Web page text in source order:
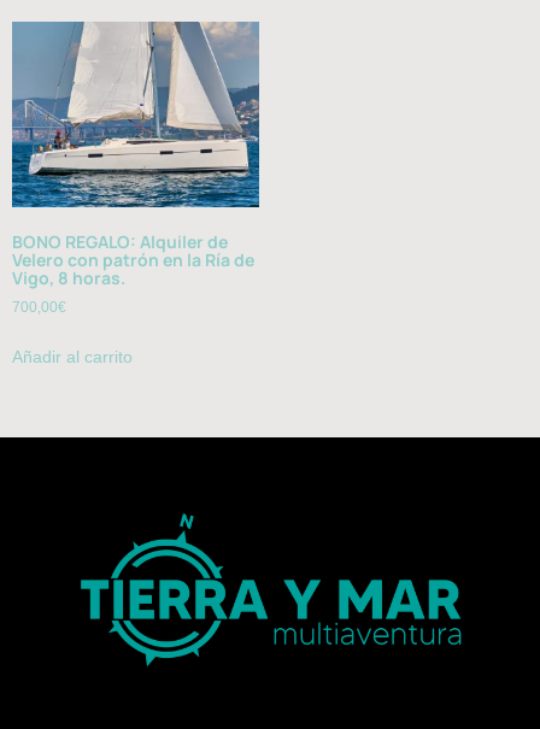
BONO REGALO: Alquiler de
Velero con patrón en la Ría de
Vigo, 8 horas.
700,00€
Añadir al carrito